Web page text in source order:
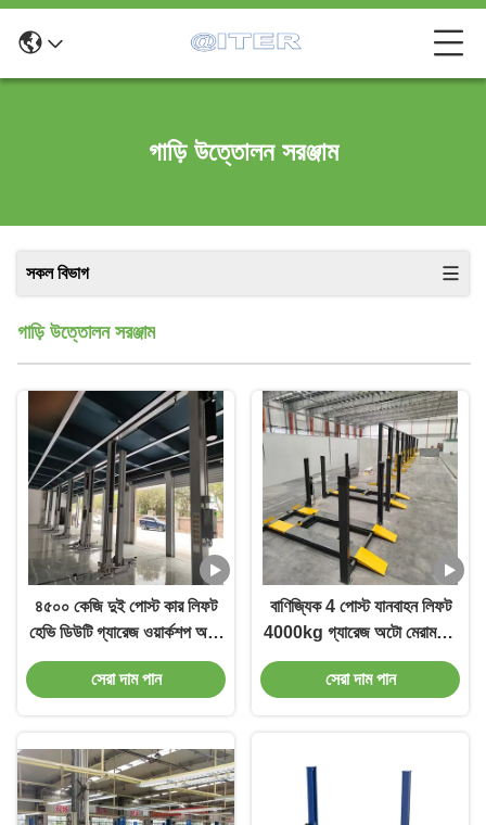
গাড়ি উত্তোলন সরঞ্জাম
সকল বিভাগ
গাড়ি উত্তোলন সরঞ্জাম
৪৫০০ কেজি দুই পোস্ট কার লিফট
হেভি ডিউটি ​​গ্যারেজ ওয়ার্কশপ অটো
সার্ভিসের জন্য ভেহিকেল হোইস্ট
সেরা দাম পান
বাণিজ্যিক 4 পোস্ট যানবাহন লিফট
4000kg গ্যারেজ অটো মেরামতের
সরঞ্জাম জন্য গাড়ী লিফট
সেরা দাম পান